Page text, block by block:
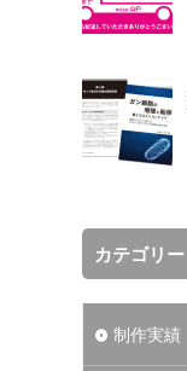
カテゴリー
制作実績